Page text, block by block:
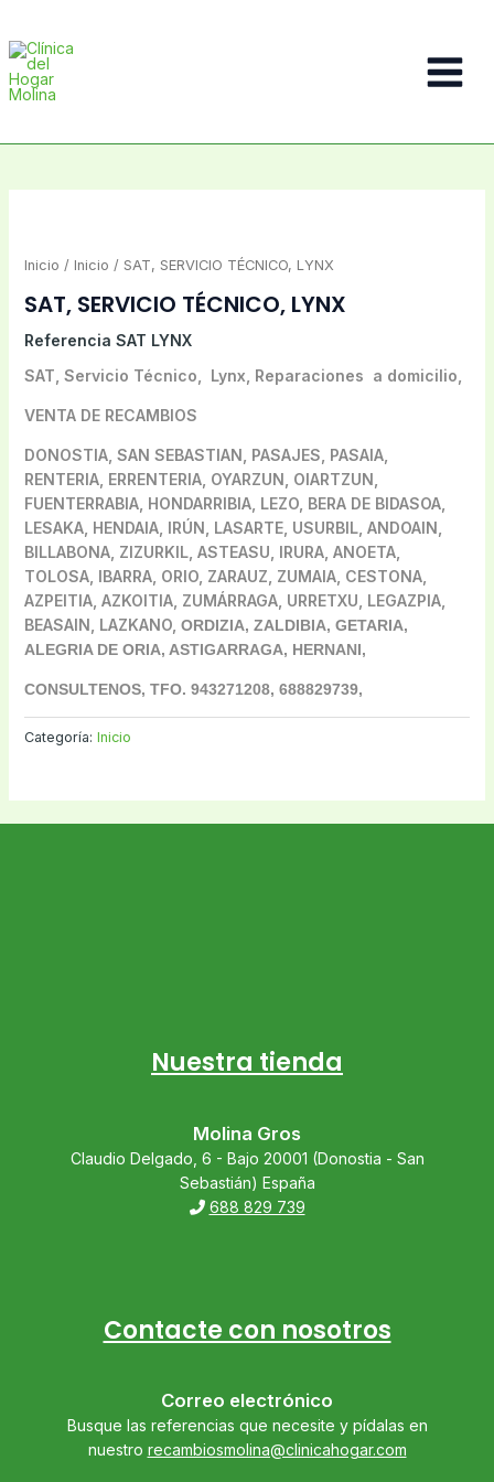
contenido
Main
Inicio / Inicio / SAT, SERVICIO TÉCNICO, LYNX
SAT, SERVICIO TÉCNICO, LYNX
Referencia SAT LYNX
SAT, Servicio Técnico, Lynx, Reparaciones a domicilio,
VENTA DE RECAMBIOS
DONOSTIA, SAN SEBASTIAN, PASAJES, PASAIA,
RENTERIA, ERRENTERIA, OYARZUN, OIARTZUN,
FUENTERRABIA, HONDARRIBIA, LEZO, BERA DE BIDASOA,
LESAKA, HENDAIA, IRÚN, LASARTE, USURBIL, ANDOAIN,
BILLABONA, ZIZURKIL, ASTEASU, IRURA, ANOETA,
TOLOSA, IBARRA, ORIO, ZARAUZ, ZUMAIA, CESTONA,
AZPEITIA, AZKOITIA, ZUMÁRRAGA, URRETXU, LEGAZPIA,
BEASAIN, LAZKANO, ORDIZIA, ZALDIBIA, GETARIA,
ALEGRIA DE ORIA, ASTIGARRAGA, HERNANI,
CONSULTENOS, TFO. 943271208, 688829739,
Categoría: Inicio
Nuestra tienda
Molina Gros
Claudio Delgado, 6 - Bajo 20001 (Donostia - San
Sebastián) España
688 829 739
Contacte con nosotros
Correo electrónico
Busque las referencias que necesite y pídalas en
nuestro recambiosmolina@clinicahogar.com